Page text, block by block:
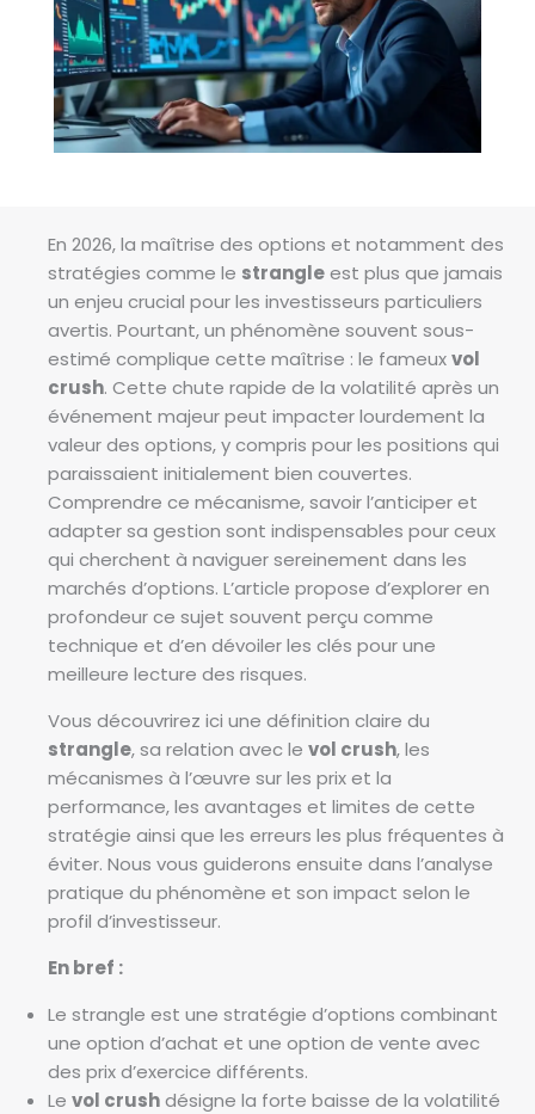
En 2026, la maîtrise des options et notamment des
stratégies comme le strangleest plus que jamais
un enjeu crucial pour les investisseurs particuliers
avertis. Pourtant, un phénomène souvent sous-
estimé complique cette maîtrise : le fameuxvol
crush. Cette chute rapide de la volatilité après un
événement majeur peut impacter lourdement la
valeur des options, y compris pour les positions qui
paraissaient initialement bien couvertes.
Comprendre ce mécanisme, savoir l’anticiper et
adapter sa gestion sont indispensables pour ceux
qui cherchent à naviguer sereinement dans les
marchés d’options. L’article propose d’explorer en
profondeur ce sujet souvent perçu comme
technique et d’en dévoiler les clés pour une
meilleure lecture des risques.
Vous découvrirez ici une définition claire du
strangle, sa relation avec le vol crush, les
mécanismes à l’œuvre sur les prix et la
performance, les avantages et limites de cette
stratégie ainsi que les erreurs les plus fréquentes à
éviter. Nous vous guiderons ensuite dans l’analyse
pratique du phénomène et son impact selon le
profil d’investisseur.
En bref :
Le strangle est une stratégie d’options combinant
une option d’achat et une option de vente avec
des prix d’exercice différents.
Le vol crushdésigne la forte baisse de la volatilité